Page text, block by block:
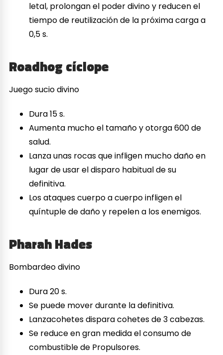
letal, prolongan el poder divino y reducen el
tiempo de reutilización de la próxima carga a
0,5 s.
Roadhog cíclope
Juego sucio divino
Dura 15 s.
Aumenta mucho el tamaño y otorga 600 de
salud.
Lanza unas rocas que infligen mucho daño en
lugar de usar el disparo habitual de su
definitiva.
Los ataques cuerpo a cuerpo infligen el
quíntuple de daño y repelen a los enemigos.
Pharah Hades
Bombardeo divino
Dura 20 s.
Se puede mover durante la definitiva.
Lanzacohetes dispara cohetes de 3 cabezas.
Se reduce en gran medida el consumo de
combustible de Propulsores.